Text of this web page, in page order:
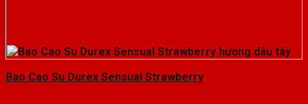
Bao Cao Su Durex Sensual Strawberry